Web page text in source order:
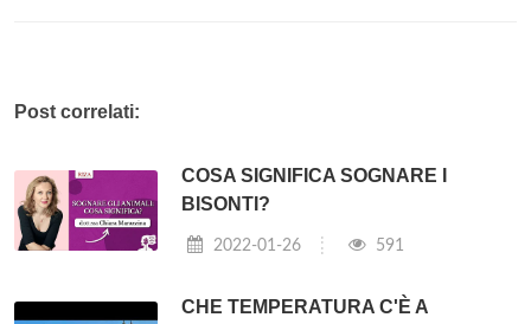
Post correlati:
COSA SIGNIFICA SOGNARE I
BISONTI?
2022-01-26 591
CHE TEMPERATURA C'È A